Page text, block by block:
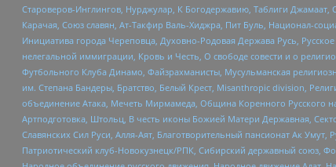
Староверов-Инглингов, Нурджулар, К Богодержавию, Таблиги
Карачая, Союз славян, Ат-Такфир Валь-Хиджра, Пит Буль, Национал-
Инициатива города Череповца, Духовно-Родовая Держава Русь,
нелегальной иммиграции, Кровь и Честь, О свободе совести и о
Футбольного Клуба Динамо, Файзрахманисты, Мусульманская
им. Степана Бандеры, Братство, Белый Крест, Misanthropic division,
объединение Атака, Мечеть Мирмамеда, Община Коренного Русского
Артподготовка, Штольц, В честь иконы Божией Матери Державная,
Славянских Сил Руси, Алля-Аят, Благотворительный пансионат Ак
Патриотический клуб-Новокузнецк/РПК, Сибирский державный союз,